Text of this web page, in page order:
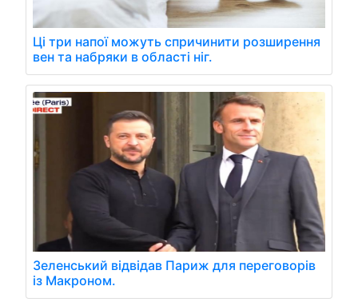
Ці три напої можуть спричинити розширення
вен та набряки в області ніг.
Зеленський відвідав Париж для переговорів
із Макроном.